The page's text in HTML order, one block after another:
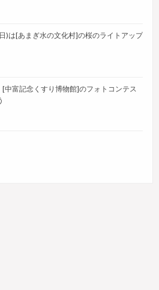
)は[あまぎ水の文化村]の桜のライトアップ
中富記念くすり博物館]のフォトコンテス